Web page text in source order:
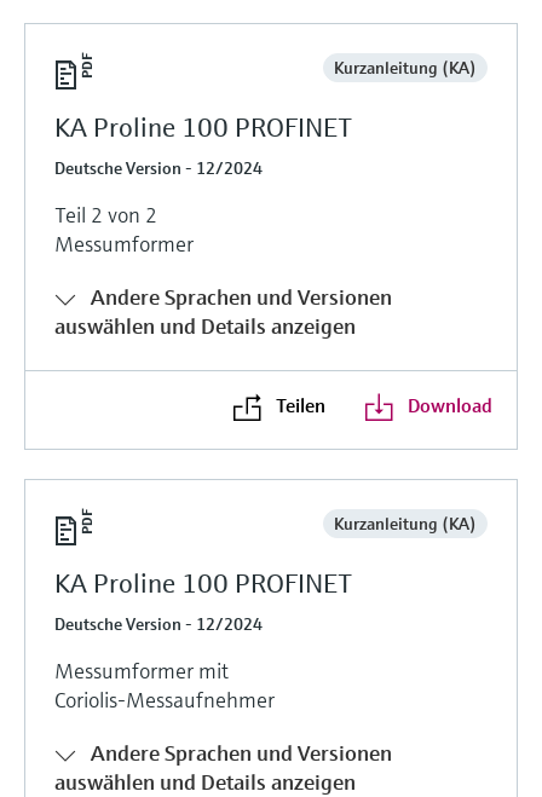
Kurzanleitung (KA)
KA Proline 100 PROFINET
Deutsche Version - 12/2024
Teil 2 von 2
Messumformer
Andere Sprachen und Versionen
auswählen und Details anzeigen
Teilen Download
Kurzanleitung (KA)
KA Proline 100 PROFINET
Deutsche Version - 12/2024
Messumformer mit
Coriolis-Messaufnehmer
Andere Sprachen und Versionen
auswählen und Details anzeigen